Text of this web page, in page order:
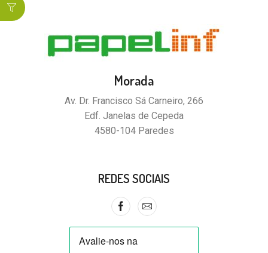
Morada
Av. Dr. Francisco Sá Carneiro, 266
Edf. Janelas de Cepeda
4580-104 Paredes
REDES SOCIAIS